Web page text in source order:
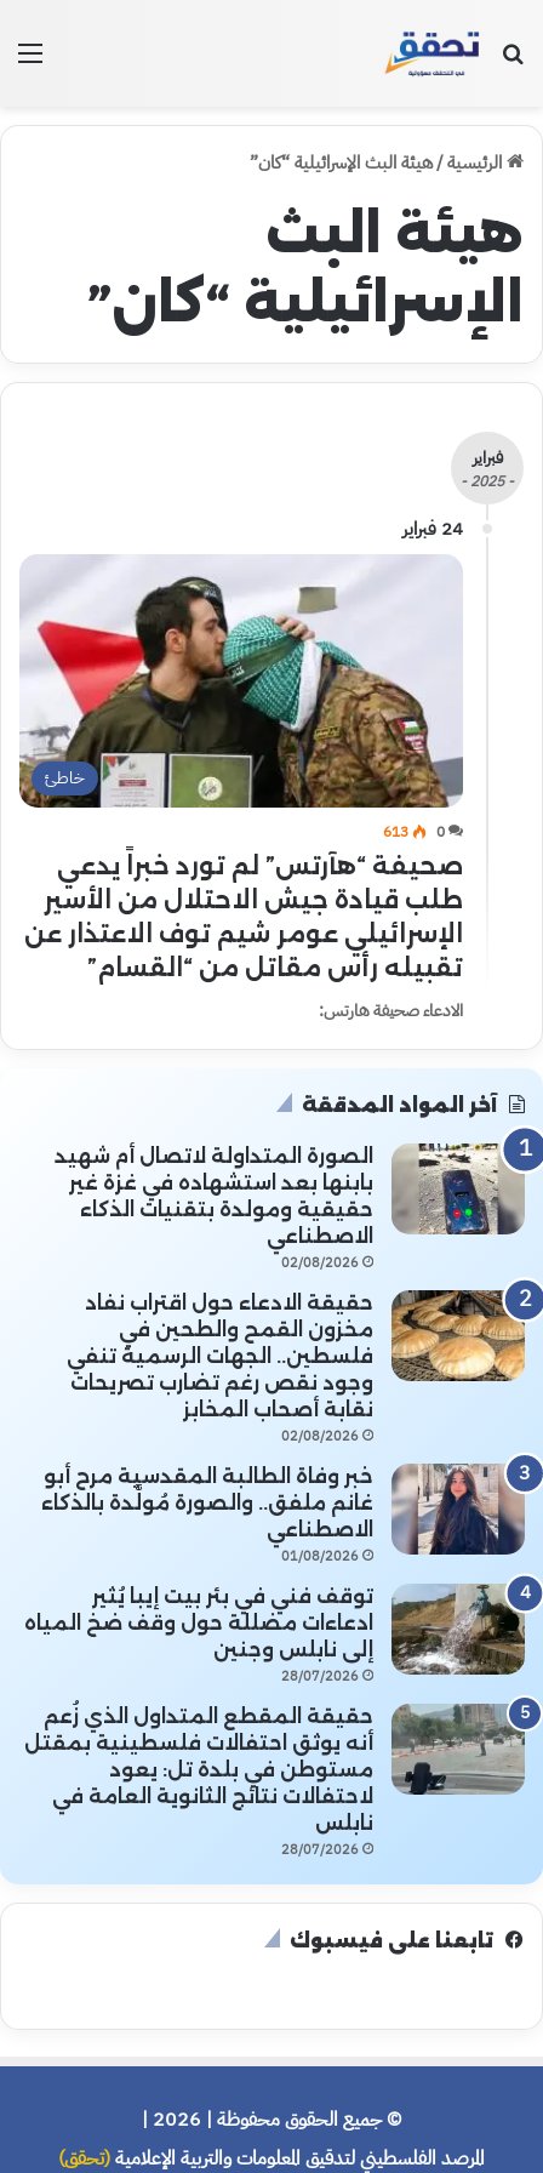
بحث عن
الرئيسية/هيئة البث الإسرائيلية “كان”
هيئة البث
الإسرائيلية “كان”
فبراير
- 2025 -
24 فبراير
خاطئ
0
613
صحيفة “هآرتس” لم تورد خبراً يدعي
طلب قيادة جيش الاحتلال من الأسير
الإسرائيلي عومر شيم توف الاعتذار عن
تقبيله رأس مقاتل من “القسام”
الادعاء صحيفة هارتس:
آخر المواد المدققة
الصورة المتداولة لاتصال أم شهيد
بابنها بعد استشهاده في غزة غير
حقيقية ومولدة بتقنيات الذكاء
الاصطناعي
02/08/2026
حقيقة الادعاء حول اقتراب نفاد
مخزون القمح والطحين في
فلسطين.. الجهات الرسمية تنفي
وجود نقص رغم تضارب تصريحات
نقابة أصحاب المخابز
02/08/2026
خبر وفاة الطالبة المقدسية مرح أبو
غانم ملفق.. والصورة مُولَّدة بالذكاء
الاصطناعي
01/08/2026
توقف فني في بئر بيت إيبا يُثير
ادعاءات مضللة حول وقف ضخ المياه
إلى نابلس وجنين
28/07/2026
حقيقة المقطع المتداول الذي زُعم
أنه يوثق احتفالات فلسطينية بمقتل
مستوطن في بلدة تل: يعود
لاحتفالات نتائج الثانوية العامة في
نابلس
28/07/2026
تابعنا على فيسبوك
© جميع الحقوق محفوظة | 2026 |
المرصد الفلسطيني لتدقيق المعلومات والتربية الإعلامية(تحقق)